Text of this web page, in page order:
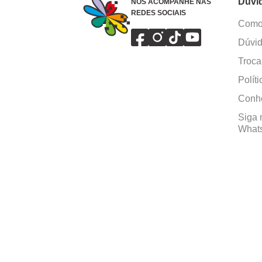
NOS ACOMPANHE NAS
REDES SOCIAIS
Siga